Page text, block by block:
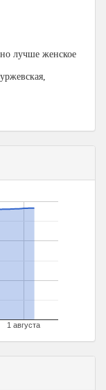
лучше женское
1 августа